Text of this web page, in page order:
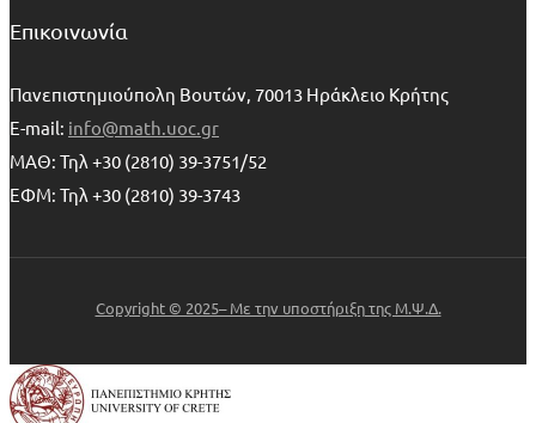
Επικοινωνία
Πανεπιστημιούπολη Βουτών, 70013 Ηράκλειο Κρήτης
E-mail: info@math.uoc.gr
ΜΑΘ: Τηλ +30 (2810) 39-3751/52
ΕΦΜ: Τηλ +30 (2810) 39-3743
Copyright © 2025– Με την υποστήριξη της Μ.Ψ.Δ.